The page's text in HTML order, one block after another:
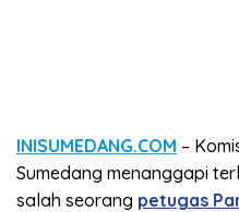
INISUMEDANG.COM –
Sumedang menanggapi
salah seorang petugas